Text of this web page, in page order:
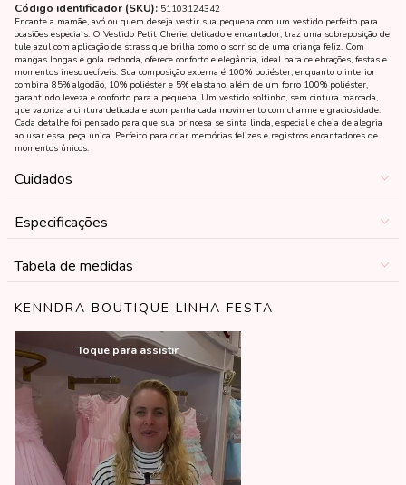
Código identificador (SKU): 51103124342
Encante a mamãe, avó ou quem deseja vestir sua pequena com um vestido perfeito para
ocasiões especiais. O Vestido Petit Cherie, delicado e encantador, traz uma sobreposição de
tule azul com aplicação de strass que brilha como o sorriso de uma criança feliz. Com
mangas longas e gola redonda, oferece conforto e elegância, ideal para celebrações, festas e
momentos inesquecíveis. Sua composição externa é 100% poliéster, enquanto o interior
combina 85% algodão, 10% poliéster e 5% elastano, além de um forro 100% poliéster,
garantindo leveza e conforto para a pequena. Um vestido soltinho, sem cintura marcada,
que valoriza a cintura delicada e acompanha cada movimento com charme e graciosidade.
Cada detalhe foi pensado para que sua princesa se sinta linda, especial e cheia de alegria
ao usar essa peça única. Perfeito para criar memórias felizes e registros encantadores de
momentos únicos.
Cuidados
Especificações
Tabela de medidas
KENNDRA BOUTIQUE LINHA FESTA